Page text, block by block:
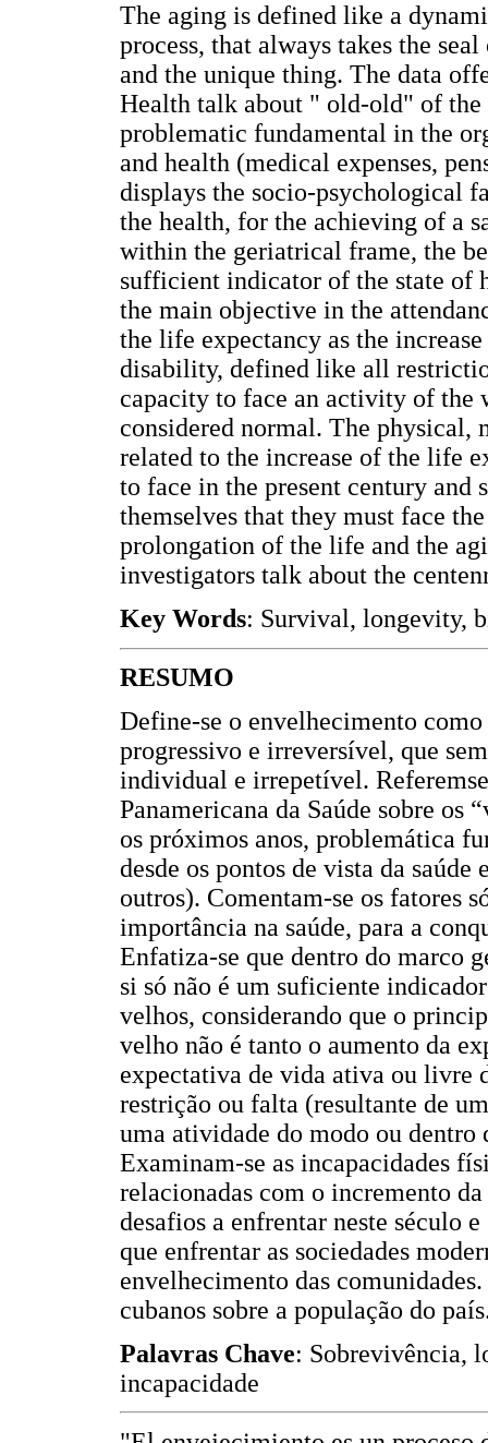
The aging is defined like a
process, that always takes the
and the unique thing. The data
Health talk about " old-old" of the
problematic fundamental in the
and health (medical expenses,
displays the socio-psychological
the health, for the achieving of a
within the geriatrical frame, the
sufficient indicator of the state of
the main objective in the
the life expectancy as the
disability, defined like all
capacity to face an activity of the
considered normal. The
related to the increase of the life
to face in the present century and
themselves that they must face
prolongation of the life and the
investigators talk about the
Key Words: Survival, longevity,
RESUMO
Define-se o envelhecimento
progressivo e irreversível, que
individual e irrepetível.
Panamericana da Saúde sobre os
os próximos anos, problemática
desde os pontos de vista da saúde
outros). Comentam-se os fatores
importância na saúde, para a
Enfatiza-se que dentro do marco
si só não é um suficiente
velhos, considerando que o
velho não é tanto o aumento da
expectativa de vida ativa ou livre
restrição ou falta (resultante de
uma atividade do modo ou dentro
Examinam-se as incapacidades
relacionadas com o incremento
desafios a enfrentar neste século
que enfrentar as sociedades
envelhecimento das
cubanos sobre a população do
Palavras Chave: Sobrevivência,
incapacidade